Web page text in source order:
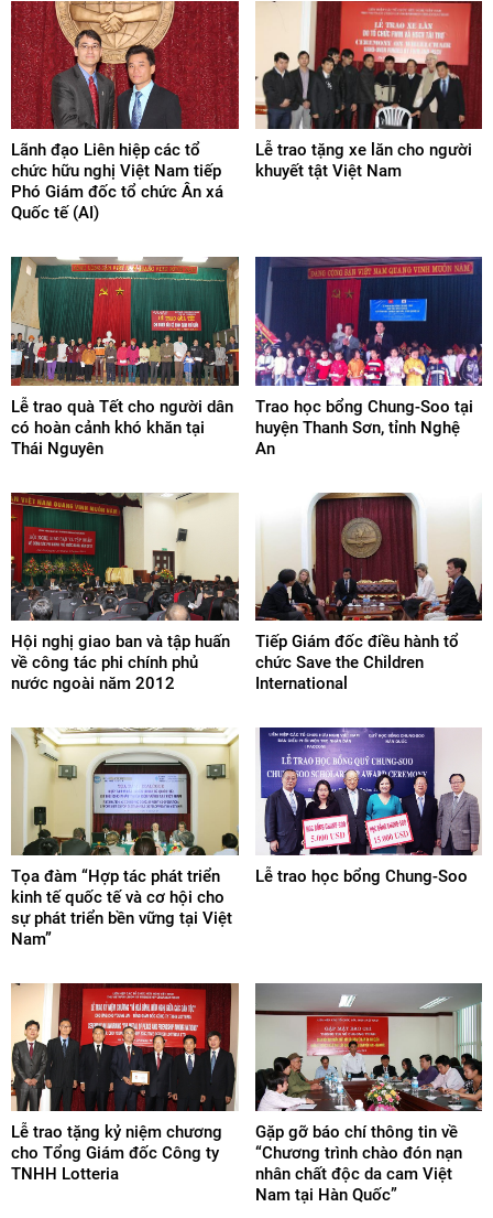
Lãnh đạo Liên hiệp các tổ
chức hữu nghị Việt Nam tiếp
Phó Giám đốc tổ chức Ân xá
Quốc tế (AI)
Lễ trao tặng xe lăn cho người
khuyết tật Việt Nam
Lễ trao quà Tết cho người dân
có hoàn cảnh khó khăn tại
Thái Nguyên
Trao học bổng Chung-Soo tại
huyện Thanh Sơn, tỉnh Nghệ
An
Hội nghị giao ban và tập huấn
về công tác phi chính phủ
nước ngoài năm 2012
Tiếp Giám đốc điều hành tổ
chức Save the Children
International
Tọa đàm “Hợp tác phát triển
kinh tế quốc tế và cơ hội cho
sự phát triển bền vững tại Việt
Nam”
Lễ trao học bổng Chung-Soo
Lễ trao tặng kỷ niệm chương
cho Tổng Giám đốc Công ty
TNHH Lotteria
Gặp gỡ báo chí thông tin về
“Chương trình chào đón nạn
nhân chất độc da cam Việt
Nam tại Hàn Quốc”